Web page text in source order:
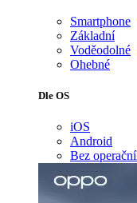
Smartphone
Základní
Voděodolné
Ohebné
Dle OS
iOS
Android
Bez